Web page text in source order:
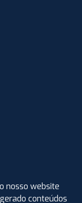
nosso website
conteúdos